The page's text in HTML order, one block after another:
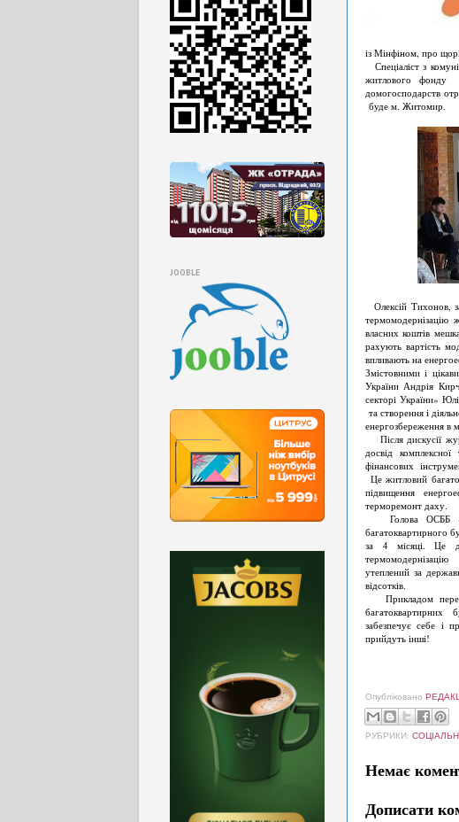
із Мінфіном, про
Спеціаліст з
житлового фонду
домогосподарств
буде м. Житомир.
Олексій Тихонов,
термомодернізацію
власних коштів
рахують вартість
впливають на
Змістовними і
України Андрія
секторі України»
та створення і
енергозбереження в
Після дискусії
досвід
фінансових
Це житловий
підвищення
терморемонт даху.
Голова ОСББ
багатоквартирного
за 4 місяці. Це
утеплений за
відсотків.
Прикладом
багатоквартирних
забезпечує себе і
прийдуть інші!
Опубліковано
РУБРИКИ:
Немає
Дописати
JOOBLE